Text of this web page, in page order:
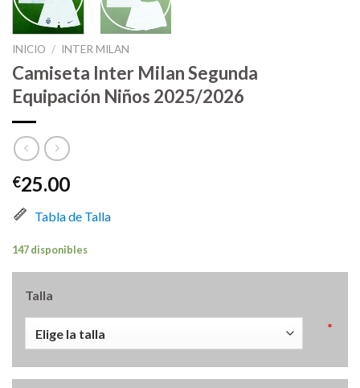
INICIO / INTER MILAN
Camiseta Inter Milan Segunda
Equipación Niños 2025/2026
€25.00
Tabla de Talla
147 disponibles
Talla
*